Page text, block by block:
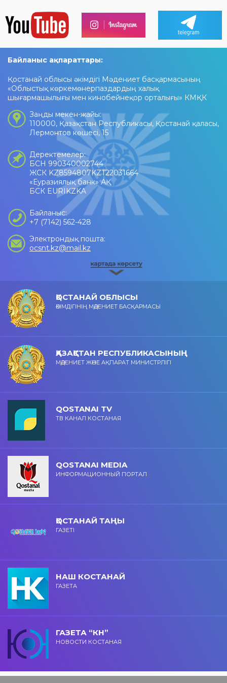
Байланыс ақпараттары:
Қостанай облысы әкімдігі Мәдениет басқармасының
«Облыстық көркемөнерпаздардың халық
шығармашылығы мен кинобейнеқор орталығы» КМҚК
Заңды мекен-жайы:
110000, Қазақстан Республикасы, Қостанай қаласы,
Лермонтов көшесі, 15
Деректемелер:
БСН 990340002744
ЖСК KZ8594807KZT22031664
«Еуразиялық банк» АҚ
БСК EURIKZKA
Байланыс:
+7 (7142) 562-428
Электрондық пошта:
ocsnt.kz@mail.kz
ҚОСТАНАЙ ОБЛЫСЫ
ӘКІМДІГІНІҢ МӘДЕНИЕТ БАСҚАРМАСЫ
ҚАЗАҚСТАН РЕСПУБЛИКАСЫНЫҢ
МӘДЕНИЕТ ЖӘНЕ АҚПАРАТ МИНИСТРЛІГІ
QOSTANAI TV
ТВ КАНАЛ КОСТАНАЯ
QOSTANAI MEDIA
ИНФОРМАЦИОННЫЙ ПОРТАЛ
ҚОСТАНАЙ ТАҢЫ
ГАЗЕТІ
НАШ КОСТАНАЙ
ГАЗЕТА
ГАЗЕТА “КН”
НОВОСТИ КОСТАНАЯ